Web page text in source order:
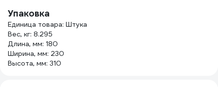
Упаковка
Единица товара: Штука
Вес, кг: 8.295
Длина, мм: 180
Ширина, мм: 230
Высота, мм: 310